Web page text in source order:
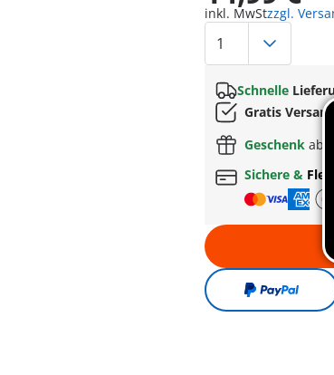
inkl. MwStzzgl.
Schnelle
Gratis Versand
Geschenk ab
Sichere &